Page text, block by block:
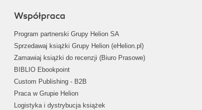
Współpraca
Program partnerski Grupy Helion SA
Sprzedawaj książki Grupy Helion (eHelion.pl)
Zamawiaj książki do recenzji (Biuro Prasowe)
BIBLIO Ebookpoint
Custom Publishing - B2B
Praca w Grupie Helion
Logistyka i dystrybucja książek